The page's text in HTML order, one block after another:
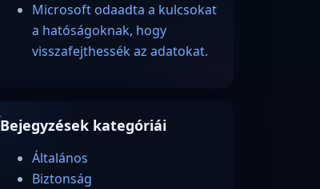
Microsoft odaadta a kulcsokat
a hatóságoknak, hogy
visszafejthessék az adatokat.
Bejegyzések kategóriái
Általános
Biztonság